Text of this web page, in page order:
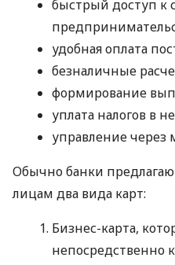
быстрый доступ к
удобная оплата
безналичные
формирование
уплата налогов в
управление
Обычно банки
лицам два вида карт:
Бизнес-карта,
непосредственно